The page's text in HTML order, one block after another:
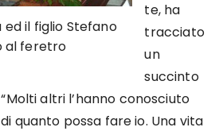
ed il figlio Stefano
al feretro
te, ha
tracciato
un
succinto
“Molti altri l’hanno conosciuto
quanto possa fare io. Una vita